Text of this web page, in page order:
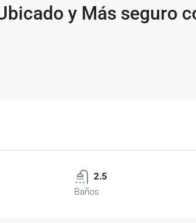
y Más seguro
2.5
Baños